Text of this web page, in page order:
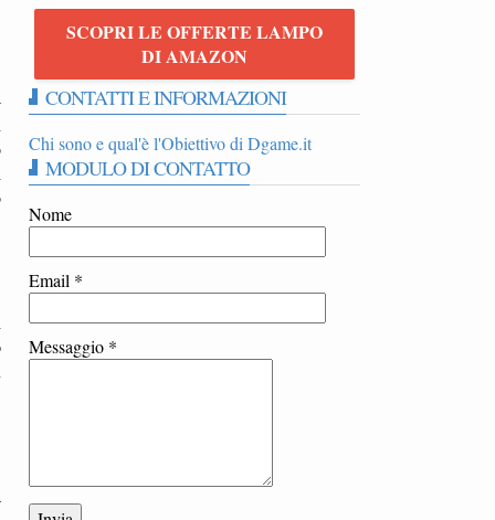
SCOPRI LE OFFERTE LAMPO
DI AMAZON
CONTATTI E INFORMAZIONI
Chi sono e qual'è l'Obiettivo di Dgame.it
MODULO DI CONTATTO
Nome
Email *
Messaggio *